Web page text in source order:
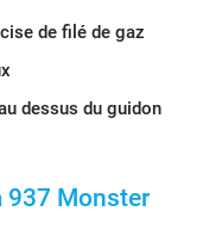
de filé de gaz
dessus du guidon
937 Monster